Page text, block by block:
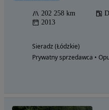
202 258 km
2013
Sieradz (Łódzkie)
Prywatny sprzedawca •